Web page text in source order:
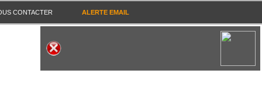
CONTACTER ALERTE EMAIL